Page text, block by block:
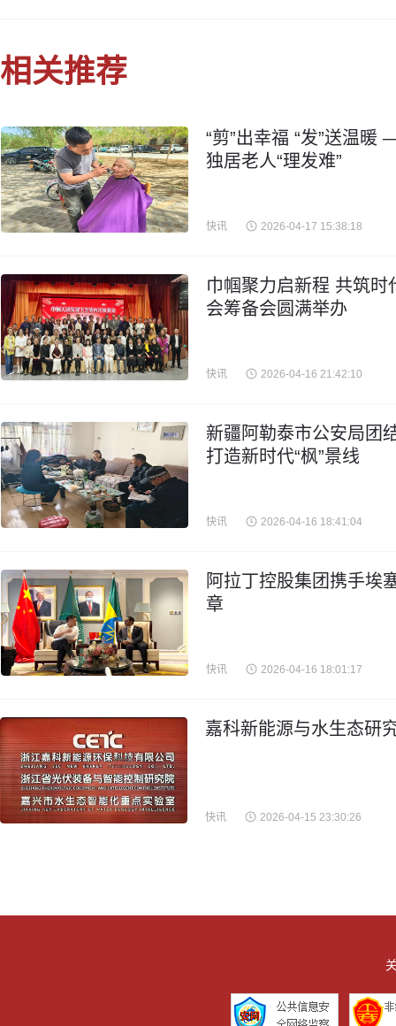
相关推荐
“剪”出幸福 “发”送温
独居老人“理发难”
快讯 2026-04-17 15:38:18
巾帼聚力启新程 共筑
会筹备会圆满举办
快讯 2026-04-16 21:42:10
新疆阿勒泰市公安局团
打造新时代“枫”景线
快讯 2026-04-16 18:41:04
阿拉丁控股集团携手埃
章
快讯 2026-04-16 18:01:17
嘉科新能源与水生态研
快讯 2026-04-15 23:30:26